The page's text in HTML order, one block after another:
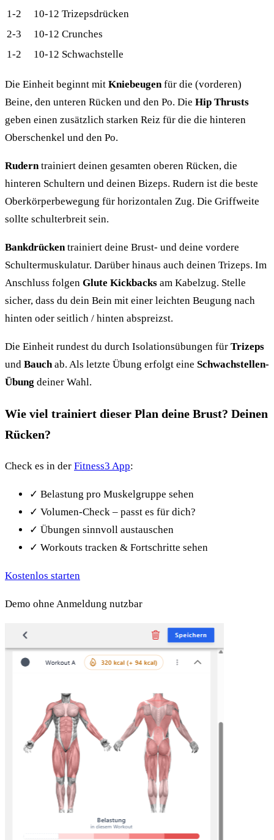
1-2
10-12 Trizepsdrücken
2-3
10-12 Crunches
1-2
10-12 Schwachstelle
Die Einheit beginnt mit Kniebeugenfür die (vorderen)
Beine, den unteren Rücken und den Po. Die Hip Thrusts
geben einen zusätzlich starken Reiz für die die hinteren
Oberschenkel und den Po.
Ruderntrainiert deinen gesamten oberen Rücken, die
hinteren Schultern und deinen Bizeps. Rudern ist die beste
Oberkörperbewegung für horizontalen Zug. Die Griffweite
sollte schulterbreit sein.
Bankdrückentrainiert deine Brust- und deine vordere
Schultermuskulatur. Darüber hinaus auch deinen Trizeps. Im
Anschluss folgen Glute Kickbacks am Kabelzug. Stelle
sicher, dass du dein Bein mit einer leichten Beugung nach
hinten oder seitlich / hinten abspreizst.
Die Einheit rundest du durch Isolationsübungen für Trizeps
und Bauchab. Als letzte Übung erfolgt eine Schwachstellen-
Übung deiner Wahl.
Wie viel trainiert dieser Plan deine Brust? Deinen
Rücken?
Check es in der Fitness3 App:
✓ Belastung pro Muskelgruppe sehen
✓ Volumen-Check – passt es für dich?
✓ Übungen sinnvoll austauschen
✓ Workouts tracken & Fortschritte sehen
Kostenlos starten
Demo ohne Anmeldung nutzbar